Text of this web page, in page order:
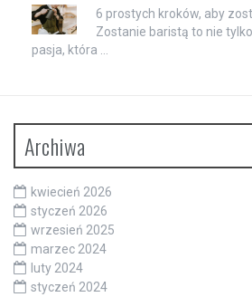
6 prostych kroków, aby
Zostanie baristą to nie
pasja, która …
Archiwa
kwiecień 2026
styczeń 2026
wrzesień 2025
marzec 2024
luty 2024
styczeń 2024